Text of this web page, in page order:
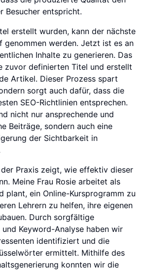
Besucher entspricht.
erstellt wurden, kann der nächste
genommen werden. Jetzt ist es an
Inhalte zu generieren. Das
zuvor definierten Titel und erstellt
Artikel. Dieser Prozess spart
sorgt auch dafür, dass die
SEO-Richtlinien entsprechen.
nicht nur ansprechende und
Beiträge, sondern auch eine
der Sichtbarkeit in
der Praxis zeigt, wie effektiv dieser
Meine Frau Rosie arbeitet als
plant, ein Online-Kursprogramm zu
Lehrern zu helfen, ihre eigenen
Durch sorgfältige
Keyword-Analyse haben wir
identifiziert und die
ermittelt. Mithilfe des
konnten wir die